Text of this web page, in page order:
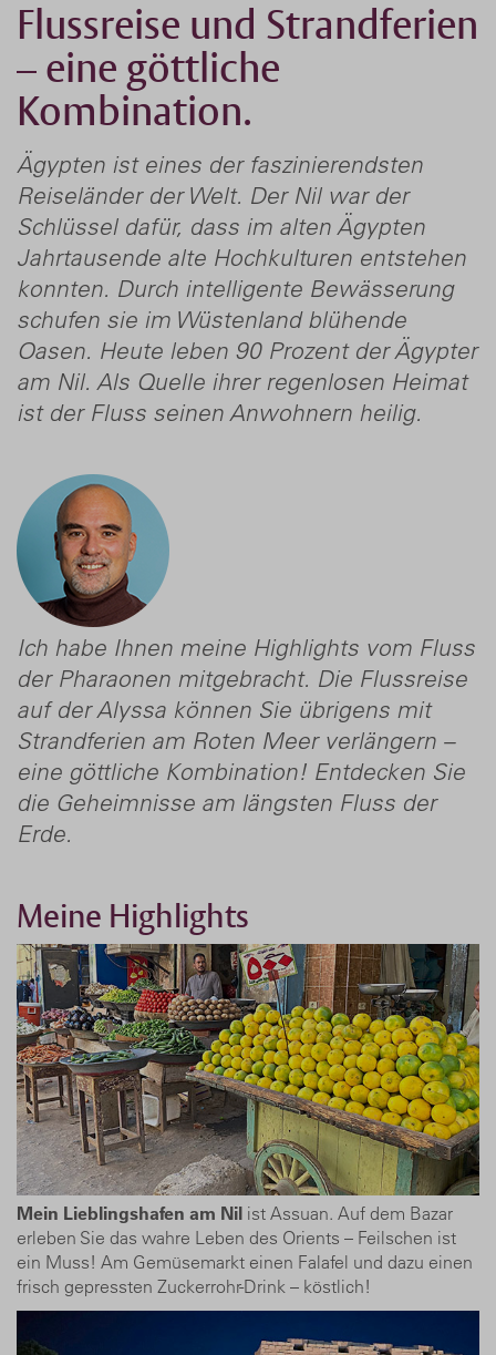
Flussreise und Strandferien
– eine göttliche
Kombination.
Ägypten ist eines der faszinierendsten
Reiseländer der Welt. Der Nil war der
Schlüssel dafür, dass im alten Ägypten
Jahrtausende alte Hochkulturen entstehen
konnten. Durch intelligente Bewässerung
schufen sie im Wüstenland blühende
Oasen. Heute leben 90 Prozent der Ägypter
am Nil. Als Quelle ihrer regenlosen Heimat
ist der Fluss seinen Anwohnern heilig.
Ich habe Ihnen meine Highlights vom Fluss
der Pharaonen mitgebracht. Die Flussreise
auf der Alyssa können Sie übrigens mit
Strandferien am Roten Meer verlängern –
eine göttliche Kombination! Entdecken Sie
die Geheimnisse am längsten Fluss der
Erde.
Meine Highlights
Mein Lieblingshafen am Nil ist Assuan. Auf dem Bazar
erleben Sie das wahre Leben des Orients – Feilschen ist
ein Muss! Am Gemüse­markt einen Falafel und dazu einen
frisch gepressten Zuckerrohr-Drink – köstlich!